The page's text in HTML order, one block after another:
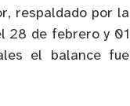
respaldado por la
28 de febrero y 01
el balance fue